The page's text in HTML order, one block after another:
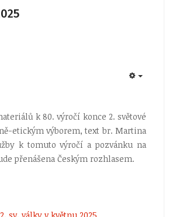
k 80. výročí konce 2. světové
etickým výborem, text br. Martina
k tomuto výročí a pozvánku na
přenášena Českým rozhlasem.